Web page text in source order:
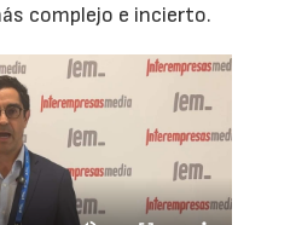
complejo e incierto.